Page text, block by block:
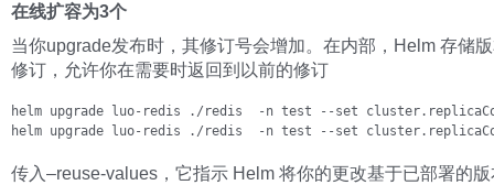
在线扩容为3个
当你upgrade发布时，其修订号会增加。在内部，Helm 存储
修订，允许你在需要时返回到以前的修订
helm upgrade luo-redis ./redis  -n test --set
helm upgrade luo-redis ./redis  -n test --set
传入–reuse-values，它指示 Helm 将你的更改基于已部署的